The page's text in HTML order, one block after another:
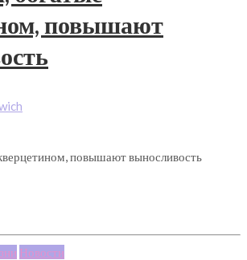
повышают
повышают выносливость
Новости